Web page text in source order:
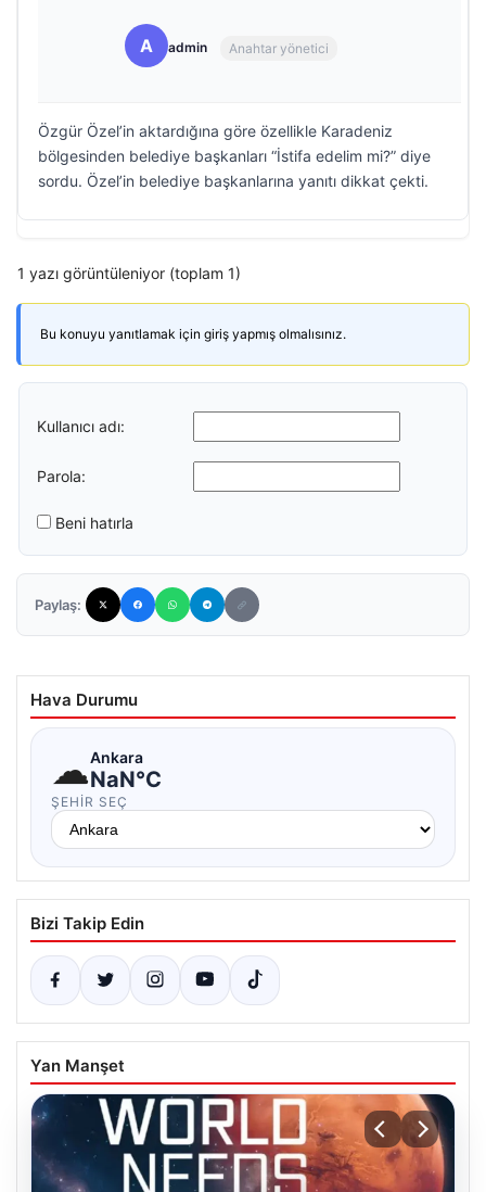
A admin Anahtar yönetici
Özgür Özel’in aktardığına göre özellikle Karadeniz
bölgesinden belediye başkanları “İstifa edelim mi?” diye
sordu. Özel’in belediye başkanlarına yanıtı dikkat çekti.
1 yazı görüntüleniyor (toplam 1)
Bu konuyu yanıtlamak için giriş yapmış olmalısınız.
Kullanıcı adı:
Parola:
Beni hatırla
Paylaş:
Hava Durumu
☁Ankara
NaN°C
ŞEHIR SEÇ
Bizi Takip Edin
Yan Manşet